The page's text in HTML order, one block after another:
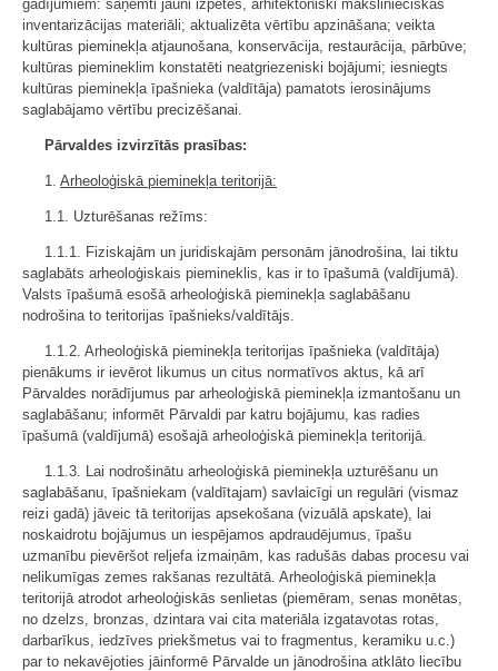
gadījumiem: saņemti jauni izpētes, arhitektoniski mākslinieciskās
inventarizācijas materiāli; aktualizēta vērtību apzināšana; veikta
kultūras pieminekļa atjaunošana, konservācija, restaurācija, pārbūve;
kultūras piemineklim konstatēti neatgriezeniski bojājumi; iesniegts
kultūras pieminekļa īpašnieka (valdītāja) pamatots ierosinājums
saglabājamo vērtību precizēšanai.
Pārvaldes izvirzītās prasības:
1. Arheoloģiskā pieminekļa teritorijā:
1.1. Uzturēšanas režīms:
1.1.1. Fiziskajām un juridiskajām personām jānodrošina, lai tiktu
saglabāts arheoloģiskais piemineklis, kas ir to īpašumā (valdījumā).
Valsts īpašumā esošā arheoloģiskā pieminekļa saglabāšanu
nodrošina to teritorijas īpašnieks/valdītājs.
1.1.2. Arheoloģiskā pieminekļa teritorijas īpašnieka (valdītāja)
pienākums ir ievērot likumus un citus normatīvos aktus, kā arī
Pārvaldes norādījumus par arheoloģiskā pieminekļa izmantošanu un
saglabāšanu; informēt Pārvaldi par katru bojājumu, kas radies
īpašumā (valdījumā) esošajā arheoloģiskā pieminekļa teritorijā.
1.1.3. Lai nodrošinātu arheoloģiskā pieminekļa uzturēšanu un
saglabāšanu, īpašniekam (valdītajam) savlaicīgi un regulāri (vismaz
reizi gadā) jāveic tā teritorijas apsekošana (vizuālā apskate), lai
noskaidrotu bojājumus un iespējamos apdraudējumus, īpašu
uzmanību pievēršot reljefa izmaiņām, kas radušās dabas procesu vai
nelikumīgas zemes rakšanas rezultātā. Arheoloģiskā pieminekļa
teritorijā atrodot arheoloģiskās senlietas (piemēram, senas monētas,
no dzelzs, bronzas, dzintara vai cita materiāla izgatavotas rotas,
darbarīkus, iedzīves priekšmetus vai to fragmentus, keramiku u.c.)
par to nekavējoties jāinformē Pārvalde un jānodrošina atklāto liecību